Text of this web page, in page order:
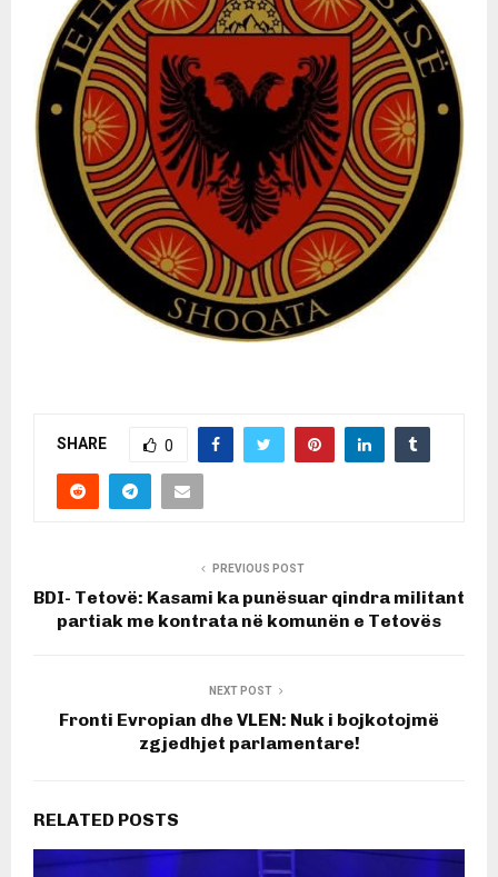
SHARE 0
PREVIOUS POST
BDI- Tetovë: Kasami ka punësuar qindra militant
partiak me kontrata në komunën e Tetovës
NEXT POST
Fronti Evropian dhe VLEN: Nuk i bojkotojmë
zgjedhjet parlamentare!
RELATED POSTS